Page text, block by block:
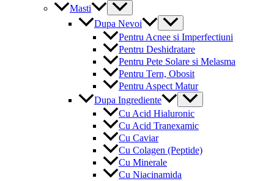
Masti
Menu
Toggle
Dupa Nevoi
Menu
Toggle
Pentru Acnee si Imperfectiuni
Pentru Deshidratare
Pentru Pete Solare si Melasma
Pentru Tern, Obosit
Pentru Aspect Matur
Dupa Ingrediente
Menu
Toggle
Cu Acid Hialuronic
Cu Acid Tranexamic
Cu Caviar
Cu Colagen (Peptide)
Cu Minerale
Cu Niacinamida